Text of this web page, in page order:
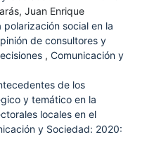
Juan Enrique
polarización social en la
de consultores y
, Comunicación y
de los
y temático en la
locales en el
y Sociedad: 2020: